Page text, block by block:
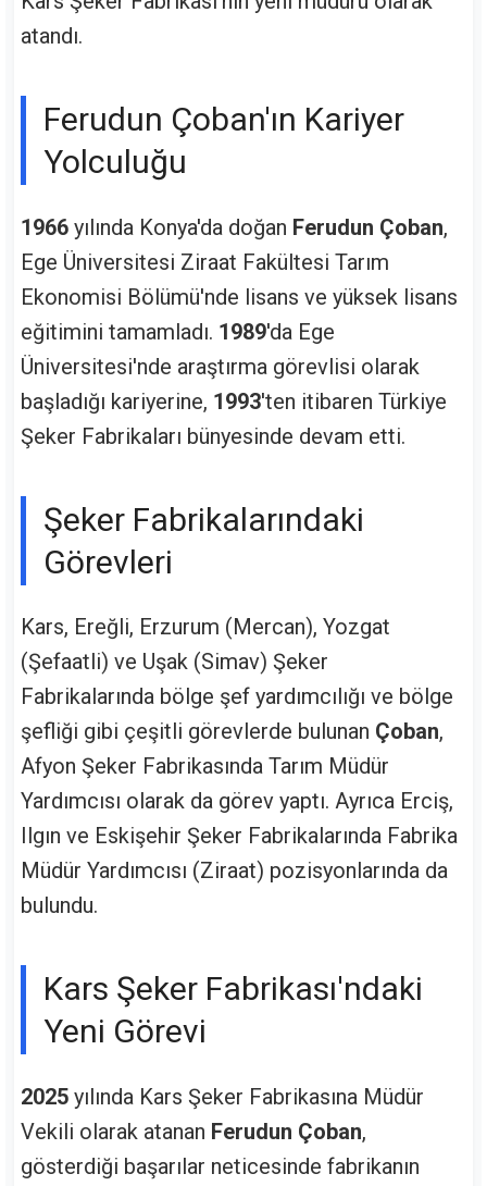
atandı.
Ferudun Çoban'ın Kariyer
Yolculuğu
1966 yılında Konya'da doğan Ferudun Çoban,
Ege Üniversitesi Ziraat Fakültesi Tarım
Ekonomisi Bölümü'nde lisans ve yüksek lisans
eğitimini tamamladı. 1989'da Ege
Üniversitesi'nde araştırma görevlisi olarak
başladığı kariyerine, 1993'ten itibaren Türkiye
Şeker Fabrikaları bünyesinde devam etti.
Şeker Fabrikalarındaki
Görevleri
Kars, Ereğli, Erzurum (Mercan), Yozgat
(Şefaatli) ve Uşak (Simav) Şeker
Fabrikalarında bölge şef yardımcılığı ve bölge
şefliği gibi çeşitli görevlerde bulunan Çoban,
Afyon Şeker Fabrikasında Tarım Müdür
Yardımcısı olarak da görev yaptı. Ayrıca Erciş,
Ilgın ve Eskişehir Şeker Fabrikalarında Fabrika
Müdür Yardımcısı (Ziraat) pozisyonlarında da
bulundu.
Kars Şeker Fabrikası'ndaki
Yeni Görevi
2025 yılında Kars Şeker Fabrikasına Müdür
Vekili olarak atanan Ferudun Çoban,
gösterdiği başarılar neticesinde fabrikanın